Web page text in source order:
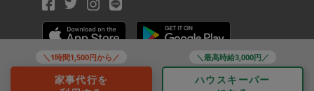
＼1時間1,500円から／
家事代行を
＼最高時給3,000円／
ハウスキーパー